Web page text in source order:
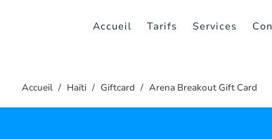
Accueil Tarifs Services
Accueil Haïti Giftcard Arena Breakout Gift Card